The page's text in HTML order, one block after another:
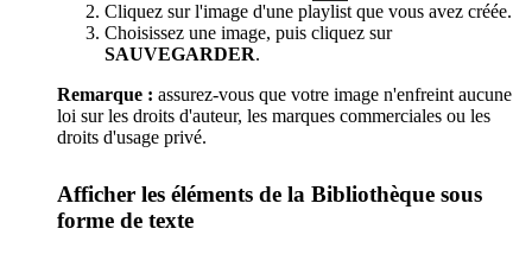
Cliquez sur l'image d'une playlist que vous avez créée.
Choisissez une image, puis cliquez sur
SAUVEGARDER.
Remarque : assurez-vous que votre image n'enfreint aucune
loi sur les droits d'auteur, les marques commerciales ou les
droits d'usage privé.
Afficher les éléments de la Bibliothèque sous
forme de texte